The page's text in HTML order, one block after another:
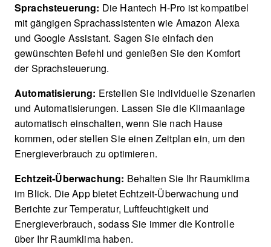
Sprachsteuerung: Die Hantech H-Pro ist kompatibel
mit gängigen Sprachassistenten wie Amazon Alexa
und Google Assistant. Sagen Sie einfach den
gewünschten Befehl und genießen Sie den Komfort
der Sprachsteuerung.
Automatisierung: Erstellen Sie individuelle Szenarien
und Automatisierungen. Lassen Sie die Klimaanlage
automatisch einschalten, wenn Sie nach Hause
kommen, oder stellen Sie einen Zeitplan ein, um den
Energieverbrauch zu optimieren.
Echtzeit-Überwachung: Behalten Sie Ihr Raumklima
im Blick. Die App bietet Echtzeit-Überwachung und
Berichte zur Temperatur, Luftfeuchtigkeit und
Energieverbrauch, sodass Sie immer die Kontrolle
über Ihr Raumklima haben.